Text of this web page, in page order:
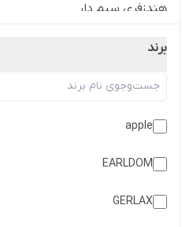
هندزفری سیم دار
برند
apple
EARLDOM
GERLAX